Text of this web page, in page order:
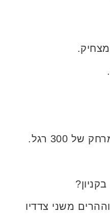
300 רגל.
משני צדדיו